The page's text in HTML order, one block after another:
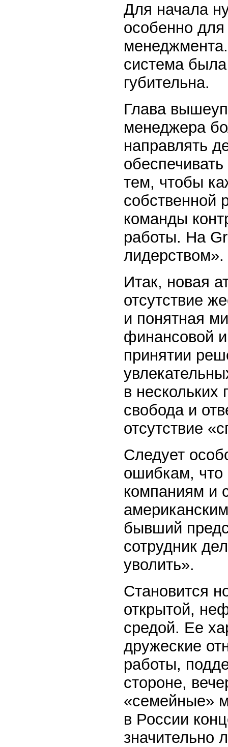
Для начала
особенно
система
губительна.
Глава
менеджера
направлять
тем, чтобы
собственной
команды
работы. На
лидерством».
Итак, новая
отсутствие
и понятная
финансовой
принятии
в нескольких
свобода и
отсутствие
Следует
ошибкам,
компаниям и
бывший
сотрудник
уволить».
Становится
открытой,
средой. Ее
дружеские
работы,
стороне,
«семейные»
в России
значительно